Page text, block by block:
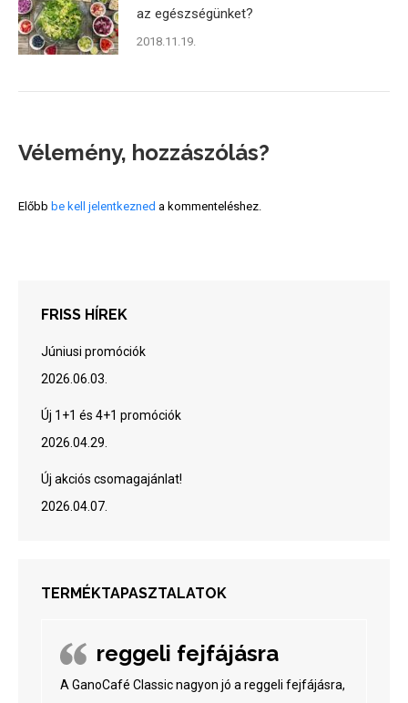
az egészségünket?
2018.11.19.
Vélemény, hozzászólás?
Előbb be kell jelentkezned a kommenteléshez.
FRISS HÍREK
Júniusi promóciók
2026.06.03.
Új 1+1 és 4+1 promóciók
2026.04.29.
Új akciós csomagajánlat!
2026.04.07.
TERMÉKTAPASZTALATOK
reggeli fejfájásra
A GanoCafé Classic nagyon jó a reggeli fejfájásra,